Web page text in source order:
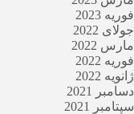
فوریه 2023
جولای 2022
مارس 2022
فوریه 2022
ژانویه 2022
دسامبر 2021
سپتامبر 2021